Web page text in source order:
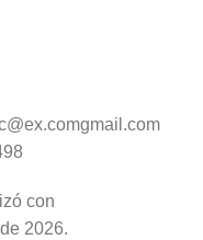
ex.comgmail.com
con
2026.